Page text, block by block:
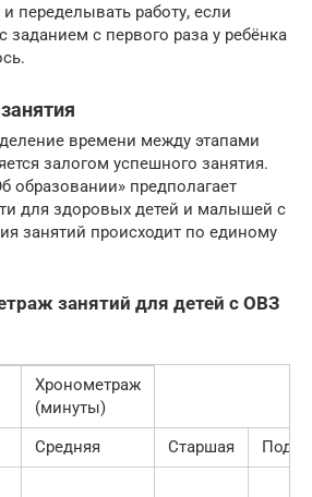
переделывать работу, если
заданием с первого раза у ребёнка
времени между этапами
залогом успешного занятия.
образовании» предполагает
для здоровых детей и малышей с
занятий происходит по единому
занятий для детей с ОВЗ
Хронометраж
(минуты)
Средняя Старшая